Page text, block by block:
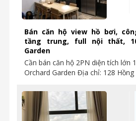
Bán căn hộ view hồ bơi,
tầng trung, full nội thất,
Garden
Cần bán căn hộ 2PN diện tích lớn
Orchard Garden Địa chỉ: 128